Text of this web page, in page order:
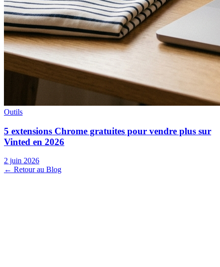
Outils
5 extensions Chrome gratuites pour vendre plus sur
Vinted en 2026
2 juin 2026
← Retour au Blog